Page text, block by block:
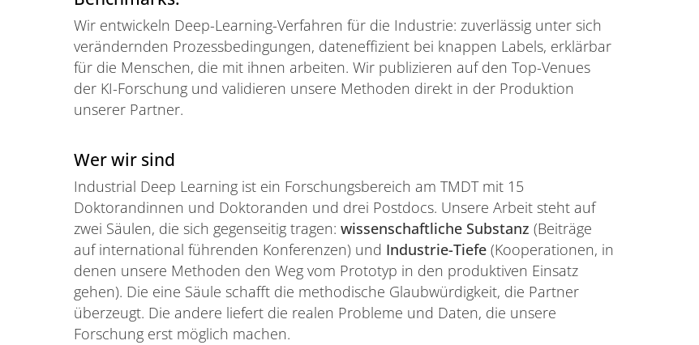
Wir entwickeln Deep-Learning-Verfahren für die Industrie: zuverlässig unter sich
verändernden Prozessbedingungen, dateneffizient bei knappen Labels, erklärbar
für die Menschen, die mit ihnen arbeiten. Wir publizieren auf den Top-Venues
der KI-Forschung und validieren unsere Methoden direkt in der Produktion
unserer Partner.
Wer wir sind
Industrial Deep Learning ist ein Forschungsbereich am TMDT mit 15
Doktorandinnen und Doktoranden und drei Postdocs. Unsere Arbeit steht auf
zwei Säulen, die sich gegenseitig tragen: wissenschaftliche Substanz (Beiträge
auf international führenden Konferenzen) und Industrie-Tiefe(Kooperationen, in
denen unsere Methoden den Weg vom Prototyp in den produktiven Einsatz
gehen). Die eine Säule schafft die methodische Glaubwürdigkeit, die Partner
überzeugt. Die andere liefert die realen Probleme und Daten, die unsere
Forschung erst möglich machen.